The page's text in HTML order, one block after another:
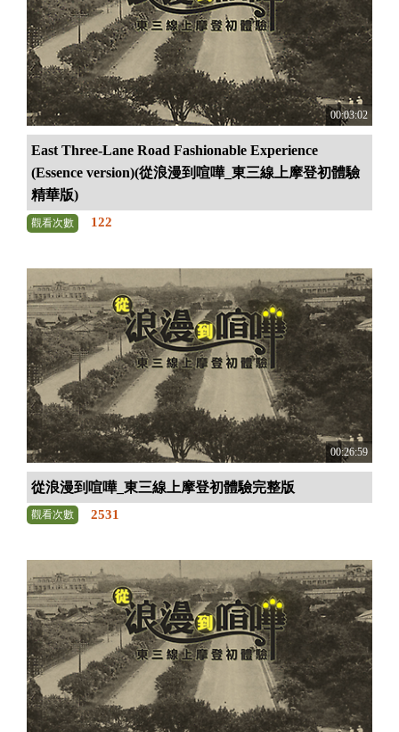
00:03:02
East Three-Lane Road Fashionable Experience
(Essence version)(從浪漫到喧嘩_東三線上摩登初體驗
精華版)
觀看次數 122
00:26:59
從浪漫到喧嘩_東三線上摩登初體驗完整版
觀看次數 2531